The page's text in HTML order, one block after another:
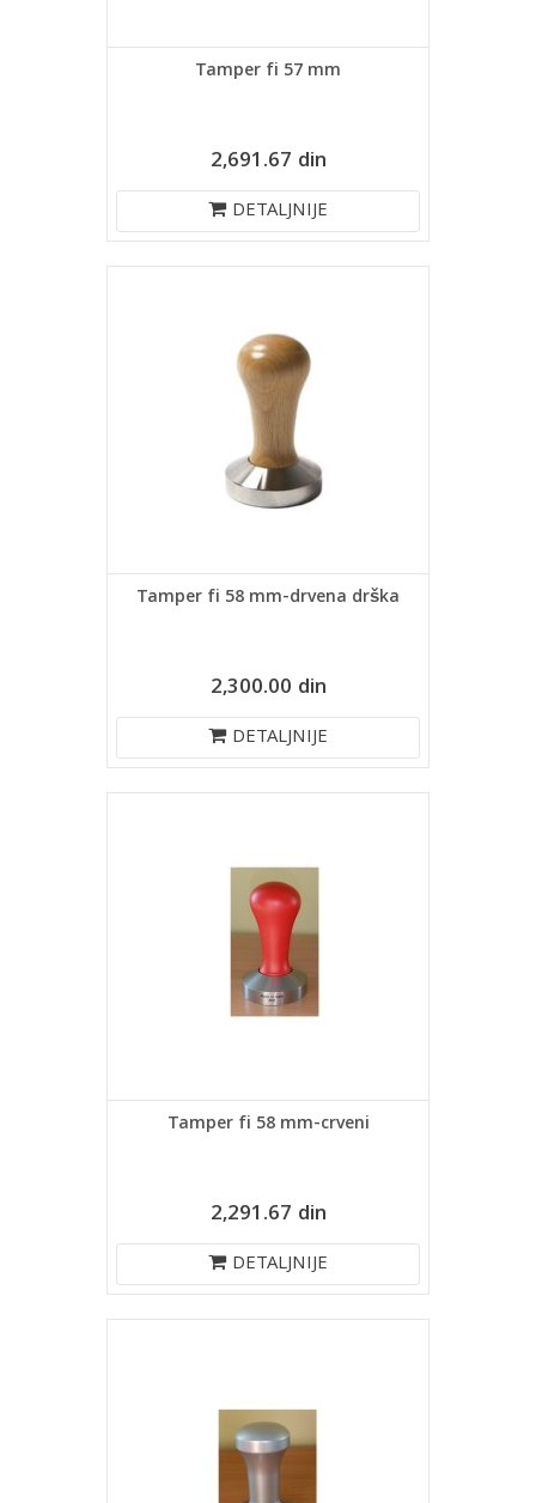
Tamper fi 57 mm
2,691.67 din
DETALJNIJE
Tamper fi 58 mm-drvena drška
2,300.00 din
DETALJNIJE
Tamper fi 58 mm-crveni
2,291.67 din
DETALJNIJE